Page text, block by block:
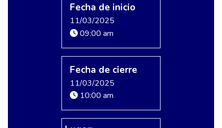
Fecha de inicio
11/03/2025
09:00 am
Fecha de cierre
11/03/2025
10:00 am